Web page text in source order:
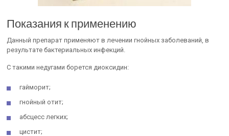
Показания к применению
Данный препарат применяют в лечении гнойных заболеваний, в
результате бактериальных инфекций.
С такими недугами борется диоксидин:
гайморит;
гнойный отит;
абсцесс легких;
цистит;